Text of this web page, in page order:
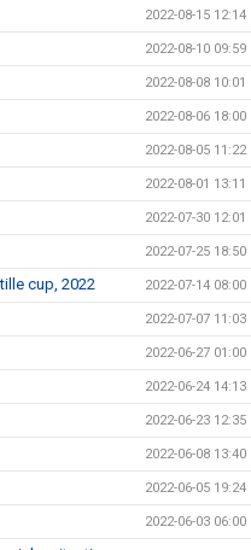
2022-08-15 12:14
2022-08-10 09:59
2022-08-08 10:01
2022-08-06 18:00
2022-08-05 11:22
2022-08-01 13:11
2022-07-30 12:01
2022-07-25 18:50
cup, 2022 2022-07-14 08:00
2022-07-07 11:03
2022-06-27 01:00
2022-06-24 14:13
2022-06-23 12:35
2022-06-08 13:40
2022-06-05 19:24
2022-06-03 06:00